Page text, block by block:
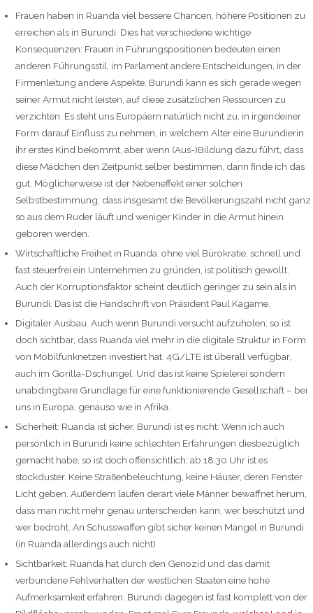
Frauen haben in Ruanda viel bessere Chancen, höhere Positionen zu
erreichen als in Burundi. Dies hat verschiedene wichtige
Konsequenzen: Frauen in Führungspositionen bedeuten einen
anderen Führungsstil, im Parlament andere Entscheidungen, in der
Firmenleitung andere Aspekte. Burundi kann es sich gerade wegen
seiner Armut nicht leisten, auf diese zusätzlichen Ressourcen zu
verzichten. Es steht uns Europäern natürlich nicht zu, in irgendeiner
Form darauf Einfluss zu nehmen, in welchem Alter eine Burundierin
ihr erstes Kind bekommt, aber wenn (Aus-)Bildung dazu führt, dass
diese Mädchen den Zeitpunkt selber bestimmen, dann finde ich das
gut. Möglicherweise ist der Nebeneffekt einer solchen
Selbstbestimmung, dass insgesamt die Bevölkerungszahl nicht ganz
so aus dem Ruder läuft und weniger Kinder in die Armut hinein
geboren werden.
Wirtschaftliche Freiheit in Ruanda: ohne viel Bürokratie, schnell und
fast steuerfrei ein Unternehmen zu gründen, ist politisch gewollt.
Auch der Korruptionsfaktor scheint deutlich geringer zu sein als in
Burundi. Das ist die Handschrift von Präsident Paul Kagame.
Digitaler Ausbau. Auch wenn Burundi versucht aufzuholen, so ist
doch sichtbar, dass Ruanda viel mehr in die digitale Struktur in Form
von Mobilfunknetzen investiert hat. 4G/LTE ist überall verfügbar,
auch im Gorilla-Dschungel. Und das ist keine Spielerei sondern
unabdingbare Grundlage für eine funktionierende Gesellschaft – bei
uns in Europa, genauso wie in Afrika.
Sicherheit: Ruanda ist sicher, Burundi ist es nicht. Wenn ich auch
persönlich in Burundi keine schlechten Erfahrungen diesbezüglich
gemacht habe, so ist doch offensichtlich: ab 18:30 Uhr ist es
stockduster. Keine Straßenbeleuchtung, keine Häuser, deren Fenster
Licht geben. Außerdem laufen derart viele Männer bewaffnet herum,
dass man nicht mehr genau unterscheiden kann, wer beschützt und
wer bedroht. An Schusswaffen gibt sicher keinen Mangel in Burundi
(in Ruanda allerdings auch nicht).
Sichtbarkeit: Ruanda hat durch den Genozid und das damit
verbundene Fehlverhalten der westlichen Staaten eine hohe
Aufmerksamkeit erfahren. Burundi dagegen ist fast komplett von der